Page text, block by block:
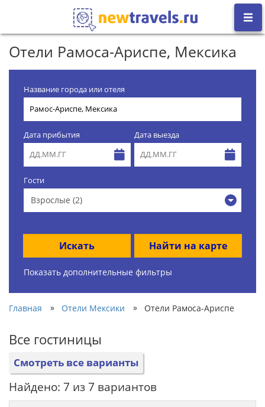
Отели Рамоса-Ариспе, Мексика
Название города или отеля
Дата прибытия Дата выезда
Гости
Взрослые (2)
Искать Найти на карте
Показать дополнительные фильтры
Главная » Отели Мексики » Отели Рамоса-Ариспе
Все гостиницы
Смотреть все варианты
Найдено: 7 из 7 вариантов